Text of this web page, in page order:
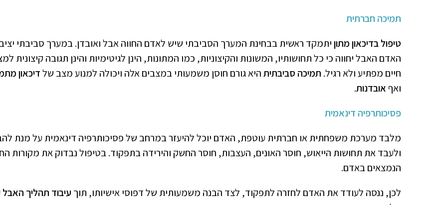
תמיכה חברתית
טיפול בדיכאון מתוןיתמקד ראשית בבחינת המערך הסביבתי שיש לאדם החווה אבל ואובדן. במערך סביבתי
האדם האבל יחווה כי כל תחושותיו, המשונות והקיצוניות, כמו המתונות, הינן לגיטימיות והינן תגובה קיצונית
חיים מפתיע ולא רגיל. תמיכה סביבתיתהיא גורם חוסן משמעותי במצבים אלה ויכולה למנוע מצב שלדיכאון
ואףאובדנות.
פסיכותרפיה דינאמית
מלבד מערכת משפחתית או חברתית עוטפת, האדם יוכל להיעזר במרחב של פסיכותרפיה דינאמית על מנת
ולעבד את תחושות הייאוש, חוסר האונים, העצבות, חוסר החשק והירידה בתפקוד. בטיפול נבדוק את מקורות
הנמצאים באדם.
לכן, ננסה לעודד את האדם לחזרה לתפקוד, לצד הבנה משמעותית של דפוסי אישיותו, תוך עיבוד תהליך האבל